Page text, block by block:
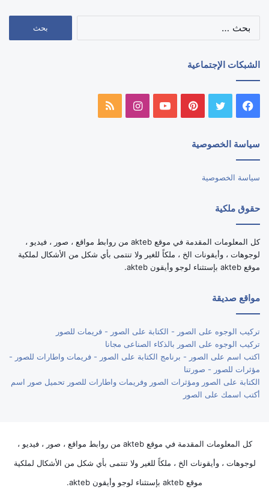
الشبكات الإجتماعية
فيسبوك تويتر بينتيريستيوتيوبانستقرامملخص
سياسة الخصوصية
سياسة الخصوصية
حقوق ملكية
كل المعلومات المقدمة في موقع akteb من روابط مواقع ، صور ، فيديو ،
لوجوهات ، وأيقونات الخ ، ملكاً للغير ولا تنتمى بأي شكل من الأشكال لملكية
موقع akteb بإستثناء لوجو وأيقون akteb.
مواقع صديقة
تركيب الوجوه على الصور - الكتابة على الصور - فريمات للصور
تركيب الوجوه على الصور بالذكاء الصناعى مجانا
اكتب اسم على الصور - برنامج الكتابة على الصور - فريمات واطارات للصور -
مؤثرات للصور - صورتنا
الكتابة على الصور ومؤثرات الصور وفريمات واطارات للصور تحميل صور اسم
أكتب اسمك على الصور
كل المعلومات المقدمة في موقع akteb من روابط مواقع ، صور ، فيديو ،
لوجوهات ، وأيقونات الخ ، ملكاً للغير ولا تنتمى بأي شكل من الأشكال لملكية
موقع akteb بإستثناء لوجو وأيقون akteb.